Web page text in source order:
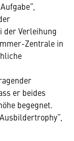
Verleihung
Zentrale in
er beides
begegnet.